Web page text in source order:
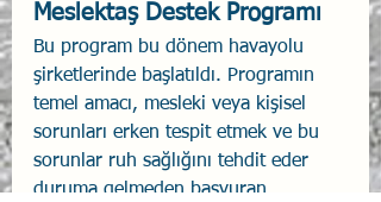
Meslektaş Destek Programı
Bu program bu dönem havayolu
şirketlerinde başlatıldı. Programın
temel amacı, mesleki veya kişisel
sorunları erken tespit etmek ve bu
sorunlar ruh sağlığını tehdit eder
duruma gelmeden başvuran